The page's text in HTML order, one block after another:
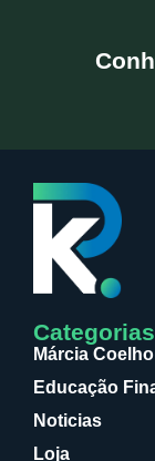
Categorias
Márcia Coelho
Educação
Noticias
Loja